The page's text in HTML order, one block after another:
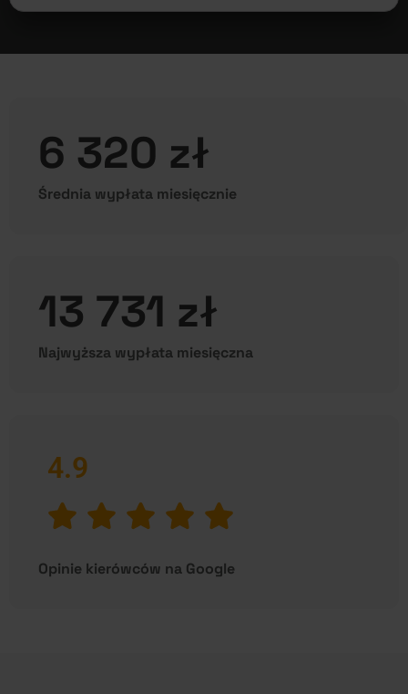
6 320 zł
Średnia wypłata miesięcznie
13 731 zł
Najwyższa wypłata miesięczna
4.9
Opinie kierówców na Google